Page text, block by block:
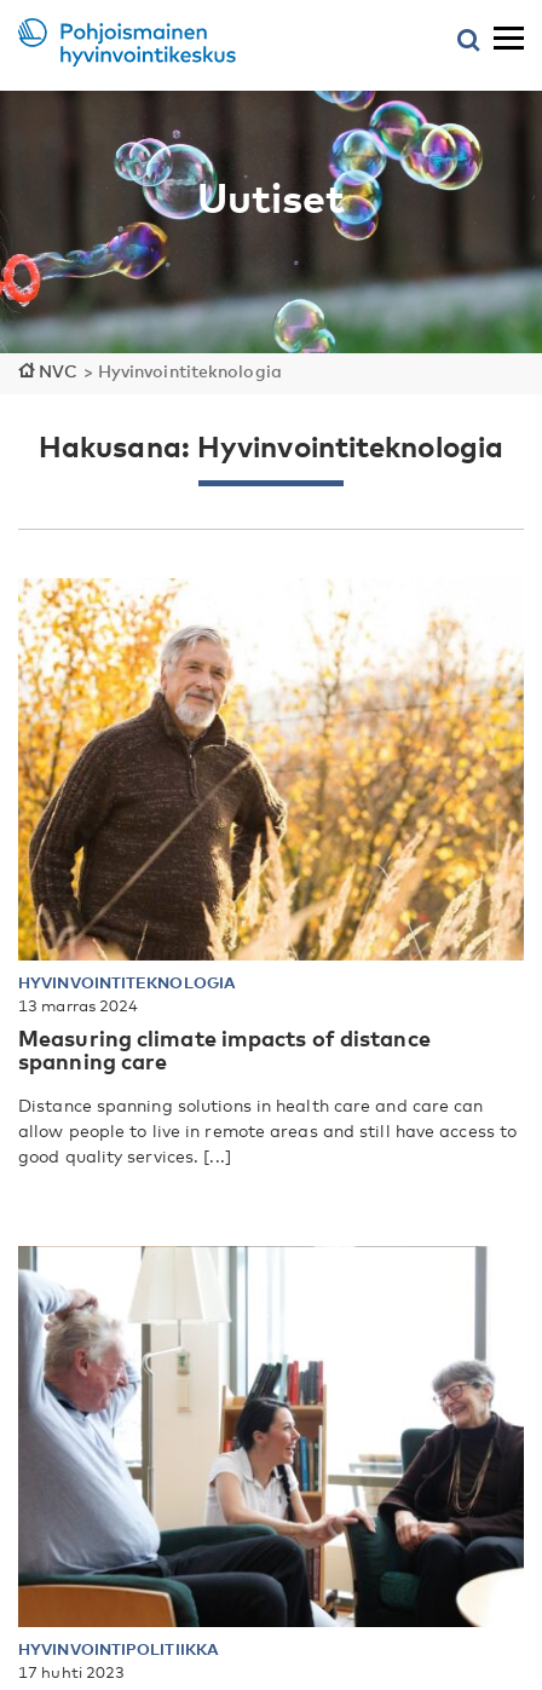
Uutiset
NVC > Hyvinvointiteknologia
Hakusana: Hyvinvointiteknologia
HYVINVOINTITEKNOLOGIA
13 marras 2024
Measuring climate impacts of distance
spanning care
Distance spanning solutions in health care and care can
allow people to live in remote areas and still have access to
good quality services. [...]
HYVINVOINTIPOLITIIKKA
17 huhti 2023